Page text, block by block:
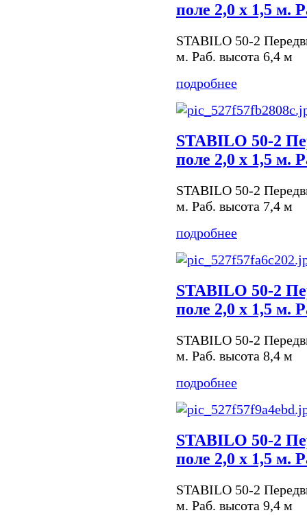
поле 2,0 х 1,5 м.
STABILO 50-2
м. Раб. высота 6,4 м
подробнее
STABILO 50-2
поле 2,0 х 1,5 м.
STABILO 50-2
м. Раб. высота 7,4 м
подробнее
STABILO 50-2
поле 2,0 х 1,5 м.
STABILO 50-2
м. Раб. высота 8,4 м
подробнее
STABILO 50-2
поле 2,0 х 1,5 м.
STABILO 50-2
м. Раб. высота 9,4 м